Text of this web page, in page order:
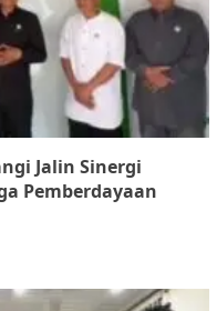
Jalin Sinergi
Pemberdayaan